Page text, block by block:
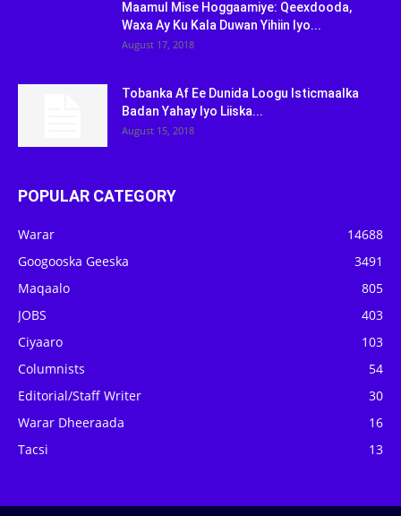
Maamul Mise Hoggaamiye: Qeexdooda,
Waxa Ay Ku Kala Duwan Yihiin Iyo...
August 17, 2018
Tobanka Af Ee Dunida Loogu Isticmaalka
Badan Yahay Iyo Liiska...
August 15, 2018
POPULAR CATEGORY
Warar
14688
Googooska Geeska
3491
Maqaalo
805
JOBS
403
Ciyaaro
103
Columnists
54
Editorial/Staff Writer
30
Warar Dheeraada
16
Tacsi
13